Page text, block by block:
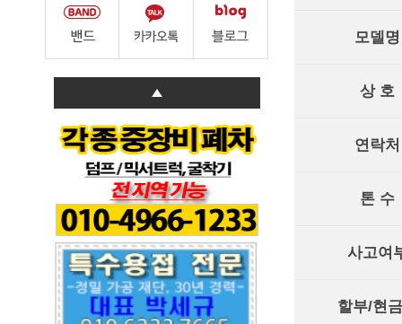
모델명
상 호
연락처
톤 수
사고여
할부/현